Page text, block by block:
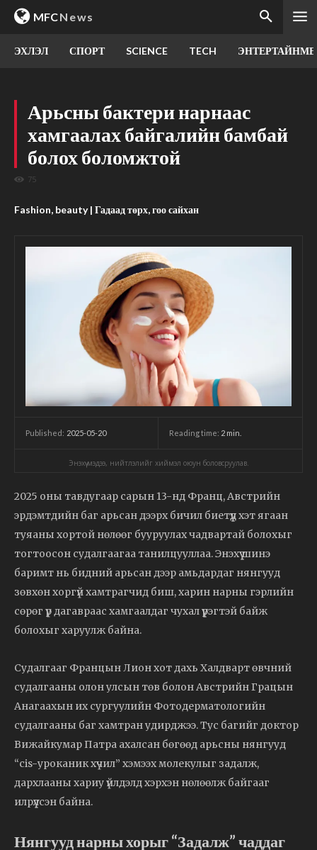
MFCNews
ЭХЛЭЛ СПОРТ SCIENCE TECH
Арьсны бактери нарнаас
хамгаалах байгалийн бамбай
болох боломжтой
75
Fashion, beauty | Гадаад төрх, гоо сайхан
Published: 2025-05-20 Reading time: 2 min.
Энэхүү мэдээ, нийтлэлийг хиймэл оюун боловсруулав.
2025 оны тавдугаар сарын 13-нд Франц, Австрийн
эрдэмтдийн баг арьсан дээрх бичил биетүүд хэт ягаан
туяаны хортой нөлөөг бууруулах чадвартай болохыг
тогтоосон судалгаагаа танилцууллаа. Энэхүү шинэ
баримт нь бидний арьсан дээр амьдардаг нянгууд
зөвхөн хоргүй хамтрагчид биш, харин нарны гэрлийн
сөрөг үр дагавраас хамгаалдаг чухал үүрэгтэй байж
болохыг харуулж байна.
Судалгааг Францын Лион хот дахь Халдварт өвчний
судалгааны олон улсын төв болон Австрийн Грацын
Анагаахын их сургуулийн Фотодерматологийн
судалгааны баг хамтран удирджээ. Тус багийг доктор
Вижайкумар Патра ахалсан бөгөөд арьсны нянгууд
“cis-уроканик хүчил” хэмээх молекулыг задалж,
дархлааны хариу үйлдэлд хэрхэн нөлөөлж байгааг
илрүүлсэн байна.
Нянгууд нарны хорыг “Задалж” чаддаг